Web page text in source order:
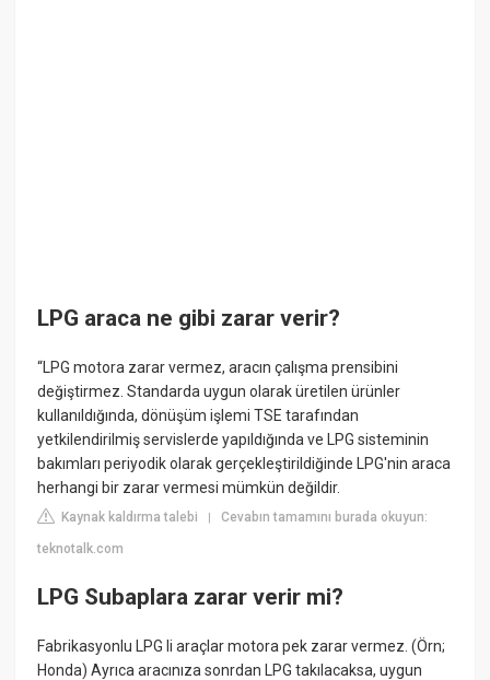
LPG araca ne gibi zarar verir?
“LPG motora zarar vermez, aracın çalışma prensibini
değiştirmez. Standarda uygun olarak üretilen ürünler
kullanıldığında, dönüşüm işlemi TSE tarafından
yetkilendirilmiş servislerde yapıldığında ve LPG sisteminin
bakımları periyodik olarak gerçekleştirildiğinde LPG'nin araca
herhangi bir zarar vermesi mümkün değildir.
Kaynak kaldırma talebi |Cevabın tamamını burada okuyun:
teknotalk.com
LPG Subaplara zarar verir mi?
Fabrikasyonlu LPG li araçlar motora pek zarar vermez. (Örn;
Honda) Ayrıca aracınıza sonrdan LPG takılacaksa, uygun